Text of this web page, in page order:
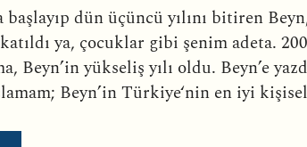
başlayıp dün üçüncü yılını bitiren
ya, çocuklar gibi şenim adeta.
Beyn’in yükseliş yılı oldu. Beyn’e
Beyn’in Türkiye‘nin en iyi